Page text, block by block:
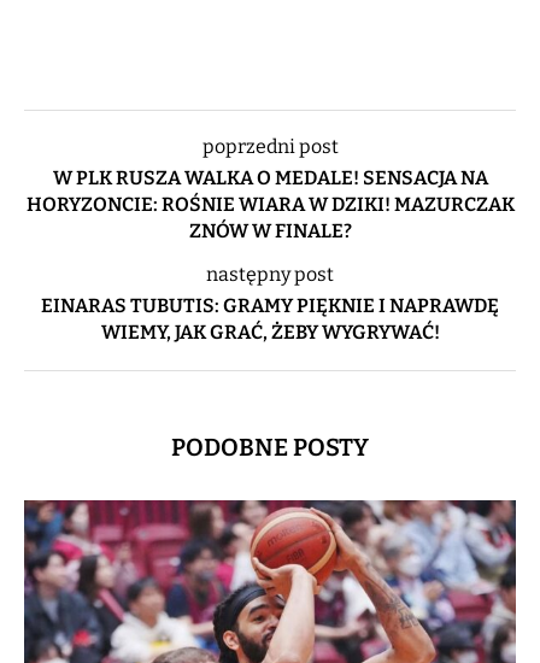
poprzedni post
W PLK RUSZA WALKA O MEDALE! SENSACJA NA
HORYZONCIE: ROŚNIE WIARA W DZIKI! MAZURCZAK
ZNÓW W FINALE?
następny post
EINARAS TUBUTIS: GRAMY PIĘKNIE I NAPRAWDĘ
WIEMY, JAK GRAĆ, ŻEBY WYGRYWAĆ!
PODOBNE POSTY